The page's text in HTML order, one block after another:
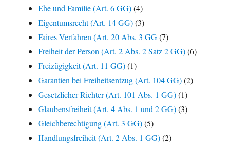
Ehe und Familie (Art. 6 GG)(4)
Eigentumsrecht (Art. 14 GG)(3)
Faires Verfahren (Art. 20 Abs. 3 GG(7)
Freiheit der Person (Art. 2 Abs. 2 Satz 2 GG)(6)
Freizügigkeit (Art. 11 GG)(1)
Garantien bei Freiheitsentzug (Art. 104 GG)(2)
Gesetzlicher Richter (Art. 101 Abs. 1 GG)(1)
Glaubensfreiheit (Art. 4 Abs. 1 und 2 GG)(3)
Gleichberechtigung (Art. 3 GG)(5)
Handlungsfreiheit (Art. 2 Abs. 1 GG)(2)